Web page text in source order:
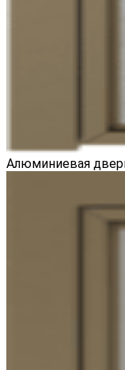
Алюминиевая